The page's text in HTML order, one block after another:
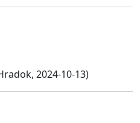
2024-10-13)